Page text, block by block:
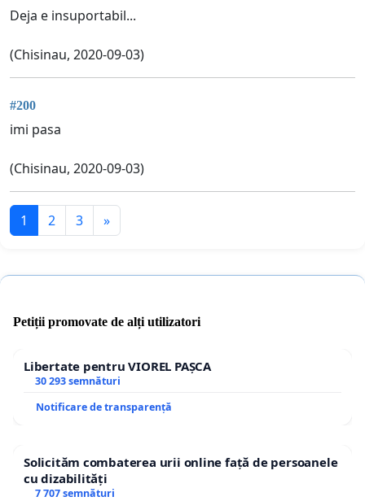
Deja e insuportabil...
(Chisinau, 2020-09-03)
#200
imi pasa
(Chisinau, 2020-09-03)
1 2 3 »
Petiții promovate de alți utilizatori
Libertate pentru VIOREL PAȘCA
30 293 semnături
Notificare de transparență
Solicităm combaterea urii online față de persoanele
cu dizabilități
7 707 semnături